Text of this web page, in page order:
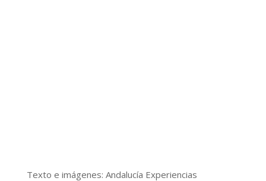
Texto e imágenes: Andalucía Experiencias